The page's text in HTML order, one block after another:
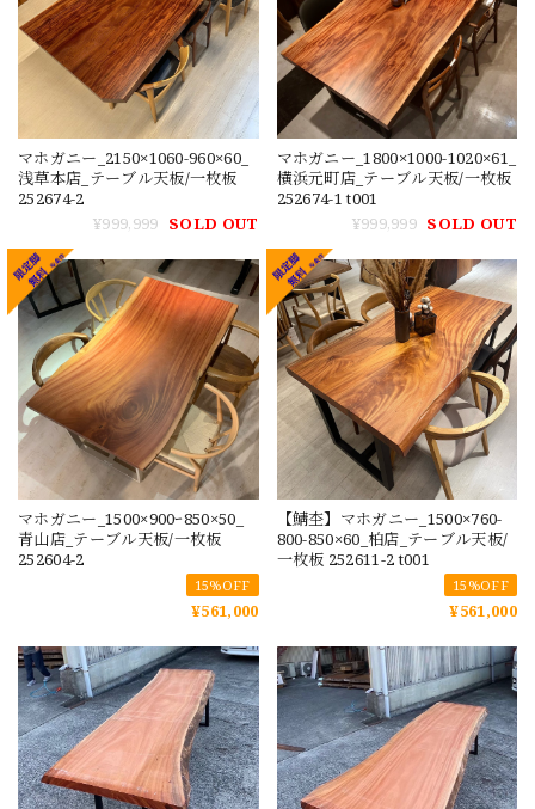
マホガニー_2150×1060-960×60_
浅草本店_テーブル天板/一枚板
252674-2
¥999,999 SOLD OUT
マホガニー_1800×1000-1020×61_
横浜元町店_テーブル天板/一枚板
252674-1 t001
¥999,999 SOLD OUT
マホガニー_1500×900ｰ850×50_
青山店_テーブル天板/一枚板
252604-2
15%OFF
¥561,000
【鯖杢】マホガニー_1500×760-
800-850×60_柏店_テーブル天板/
一枚板 252611-2 t001
15%OFF
¥561,000